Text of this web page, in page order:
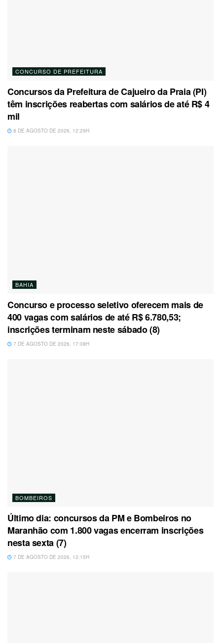
CONCURSO DE PREFEITURA
Concursos da Prefeitura de Cajueiro da Praia (PI)
têm inscrições reabertas com salários de até R$ 4
mil
8 DE AGOSTO DE 2026, 12:29H
BAHIA
Concurso e processo seletivo oferecem mais de
400 vagas com salários de até R$ 6.780,53;
inscrições terminam neste sábado (8)
7 DE AGOSTO DE 2026, 17:08H
BOMBEIROS
Último dia: concursos da PM e Bombeiros no
Maranhão com 1.800 vagas encerram inscrições
nesta sexta (7)
7 DE AGOSTO DE 2026, 12:15H